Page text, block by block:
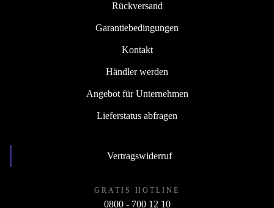
Rückversand
Garantiebedingungen
Kontakt
Händler werden
Angebot für Unternehmen
Lieferstatus abfragen
Vertragswiderruf
GRATIS HOTLINE
0800 - 700 12 10